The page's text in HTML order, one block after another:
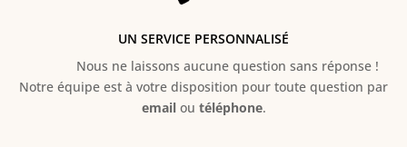
UN SERVICE PERSONNALISÉ
Nous ne laissons aucune question sans réponse !
Notre équipe est à votre disposition pour toute question par
emailou téléphone.